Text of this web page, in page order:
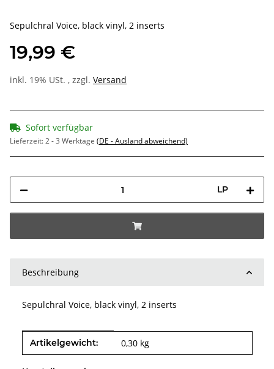
Sepulchral Voice, black vinyl, 2 inserts
19,99 €
inkl. 19% USt. , zzgl. Versand
Sofort verfügbar
Lieferzeit:2 - 3 Werktage (DE - Ausland abweichend)
LP
Beschreibung
Sepulchral Voice, black vinyl, 2 inserts
Produkteigenschaft
Wert
Artikelgewicht: 0,30 kg